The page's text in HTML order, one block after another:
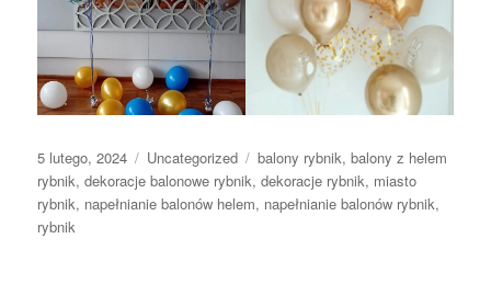
Data
publikacji
5 lutego, 2024 Kategorie
Uncategorized Tagi
balony rybnik,balony z helem
rybnik,dekoracje balonowe rybnik,dekoracje rybnik, miasto
rybnik, napełnianie balonów helem, napełnianie balonów rybnik,
rybnik